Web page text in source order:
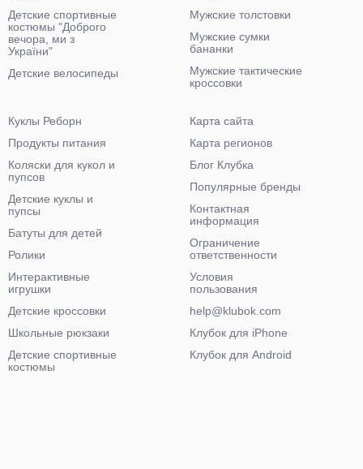
Детские спортивные
костюмы "Доброго
вечора, ми з
України"
Детские велосипеды
Мужские толстовки
Мужские сумки
бананки
Мужские тактические
кроссовки
Куклы Реборн
Продукты питания
Коляски для кукол и
пупсов
Детские куклы и
пупсы
Батуты для детей
Ролики
Интерактивные
игрушки
Детские кроссовки
Школьные рюкзаки
Детские спортивные
костюмы
Карта сайта
Карта регионов
Блог Клубка
Популярные бренды
Контактная
информация
Ограничение
ответственности
Условия
пользования
help@klubok.com
Клубок для iPhone
Клубок для Android